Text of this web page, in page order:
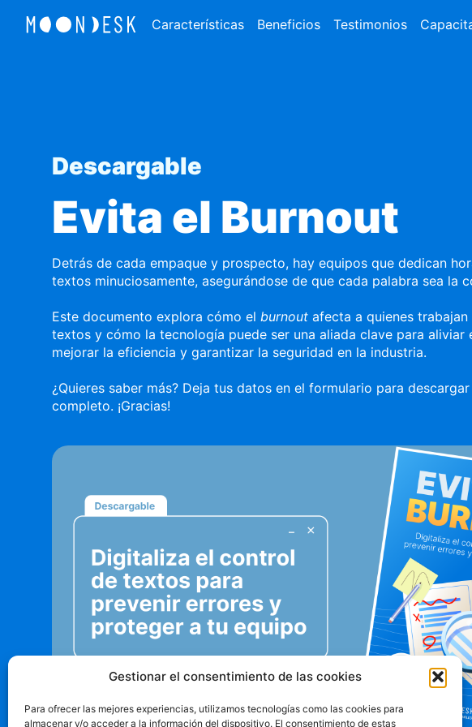
Gestionar el consentimiento de las cookies
Para ofrecer las mejores experiencias, utilizamos tecnologías como las cookies para
almacenar y/o acceder a la información del dispositivo. El consentimiento de estas
Características Beneficios Testimonios
Descargable
Evita el Burnout
Detrás de cada empaque y prospecto, hay equipos que dedican
textos minuciosamente, asegurándose de que cada palabra sea la
Este documento explora cómo el burnout afecta a quienes
textos y cómo la tecnología puede ser una aliada clave para aliviar
mejorar la eficiencia y garantizar la seguridad en la industria.
¿Quieres saber más? Deja tus datos en el formulario para
completo. ¡Gracias!